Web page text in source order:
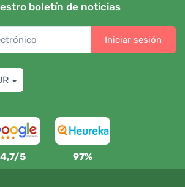
boletín de noticias
Iniciar sesión
4,7/5 97%